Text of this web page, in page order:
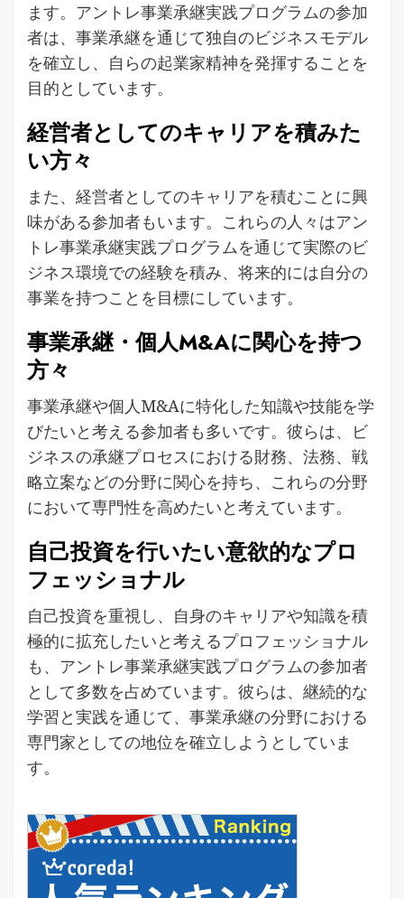
ます。アントレ事業承継実践プログラムの参加
者は、事業承継を通じて独自のビジネスモデル
を確立し、自らの起業家精神を発揮することを
目的としています。
経営者としてのキャリアを積みた
い方々
また、経営者としてのキャリアを積むことに興
味がある参加者もいます。これらの人々はアン
トレ事業承継実践プログラムを通じて実際のビ
ジネス環境での経験を積み、将来的には自分の
事業を持つことを目標にしています。
事業承継・個人M&Aに関心を持つ
方々
事業承継や個人M&Aに特化した知識や技能を学
びたいと考える参加者も多いです。彼らは、ビ
ジネスの承継プロセスにおける財務、法務、戦
略立案などの分野に関心を持ち、これらの分野
において専門性を高めたいと考えています。
自己投資を行いたい意欲的なプロ
フェッショナル
自己投資を重視し、自身のキャリアや知識を積
極的に拡充したいと考えるプロフェッショナル
も、アントレ事業承継実践プログラムの参加者
として多数を占めています。彼らは、継続的な
学習と実践を通じて、事業承継の分野における
専門家としての地位を確立しようとしていま
す。